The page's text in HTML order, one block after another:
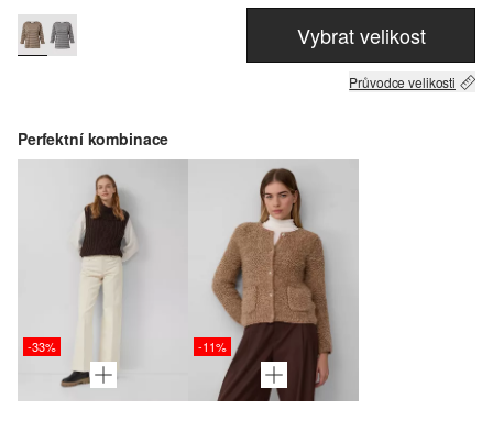
Vybrat velikost
Průvodce velikosti
Perfektní kombinace
-33% -11%